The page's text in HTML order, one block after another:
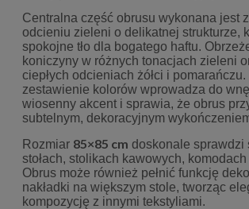
Centralna część obrusu wykonana jest
odcieniu zieleni o delikatnej strukturze,
spokojne tło dla bogatego haftu.
koniczyny w różnych tonacjach zieleni
ciepłych odcieniach żółci i pomarańczu.
zestawienie kolorów wprowadza do
wiosenny akcent i sprawia, że obrus
subtelnym, dekoracyjnym
Rozmiar 85×85 cm doskonale sprawdzi
stołach, stolikach kawowych,
Obrus może również pełnić funkcję
nakładki na większym stole, tworząc
kompozycję z innymi tekstyliami.